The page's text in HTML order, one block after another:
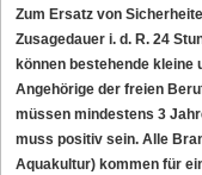
Zum Ersatz von
Zusagedauer i. d. R. 24
können bestehende kleine
Angehörige der freien
müssen mindestens 3
muss positiv sein. Alle
Aquakultur) kommen für